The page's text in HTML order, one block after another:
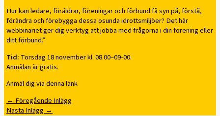
Hur kan ledare, föräldrar, föreningar och förbund få syn på, förstå,
förändra och förebygga dessa osunda idrottsmiljöer? Det här
webbinariet ger dig verktyg att jobba med frågorna i din förening eller
ditt förbund.”
Tid: Torsdag 18 november kl. 08.00–09-00.
Anmälan är gratis.
Anmäl dig via denna länk
← Föregående Inlägg
Nästa Inlägg →